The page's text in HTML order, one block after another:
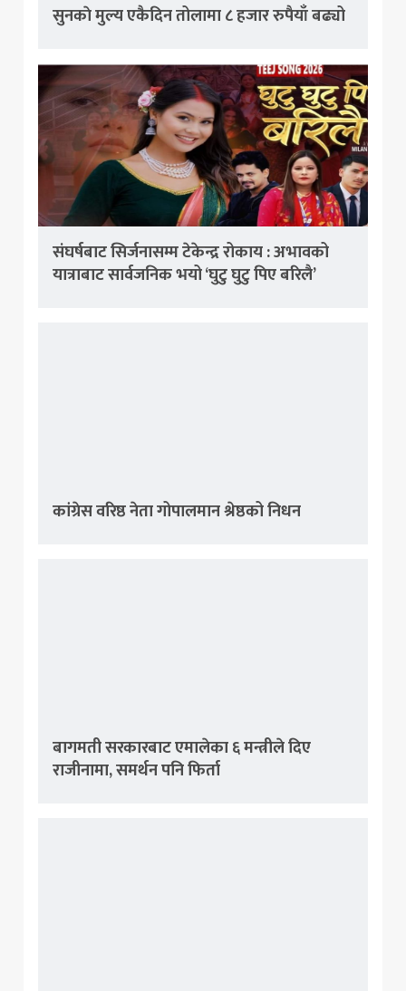
सुनकाे मुल्य एकैदिन तोलामा ८ हजार रुपैयाँ बढ्यो
संघर्षबाट सिर्जनासम्म टेकेन्द्र रोकाय : अभावको
यात्राबाट सार्वजनिक भयो ‘घुटु घुटु पिए बरिलै’
कांग्रेस वरिष्ठ नेता गोपालमान श्रेष्ठको निधन
बागमती सरकारबाट एमालेका ६ मन्त्रीले दिए
राजीनामा, समर्थन पनि फिर्ता